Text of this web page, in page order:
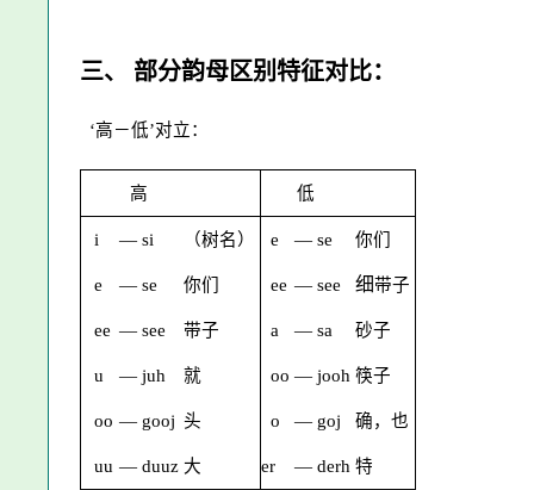
三、 部分韵母区别特征对比：
‘高－低’对立：
高 低
i — si （树名） e — se 你们
e — se 你们 ee — see 细带子
ee — see 带子 a — sa 砂子
u — juh 就 oo — jooh 筷子
oo — gooj 头 o — goj 确，也
uu — duuz 大 er — derh 特